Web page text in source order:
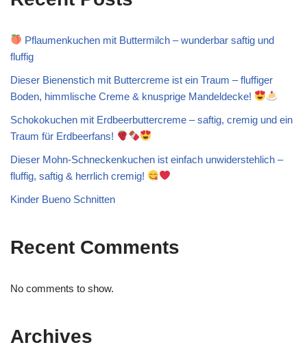
Pflaumenkuchen mit Buttermilch – wunderbar saftig und
fluffig
Dieser Bienenstich mit Buttercreme ist ein Traum – fluffiger
Boden, himmlische Creme & knusprige Mandeldecke!
Schokokuchen mit Erdbeerbuttercreme – saftig, cremig und ein
Traum für Erdbeerfans!
Dieser Mohn-Schneckenkuchen ist einfach unwiderstehlich –
fluffig, saftig & herrlich cremig!
Kinder Bueno Schnitten
Recent Comments
No comments to show.
Archives